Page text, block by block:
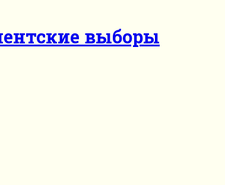
выборы